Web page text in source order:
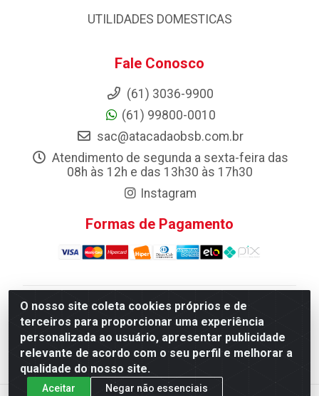
O nosso site coleta cookies próprios e de
terceiros para proporcionar uma experiência
personalizada ao usuário, apresentar publicidade
relevante de acordo com o seu perfil e melhorar a
qualidade do nosso site.
Aceitar Negar não essenciais
UTILIDADES DOMESTICAS
Fale Conosco
(61) 3036-9900
(61) 99800-0010
sac@atacadaobsb.com.br
Atendimento de segunda a sexta-feira das
08h às 12h e das 13h30 às 17h30
Instagram
Formas de Pagamento
Atacadao da Limpeza F. Pereira Queiroz Comercio e
Distribuicao LTDA - Quadra Qi 10 Lotes 39 e, 41 - Setor
Industrial (Taguatinga), Brasília/DF - CEP 72.135-100 -
CNPJ 13.184.675/0001-80